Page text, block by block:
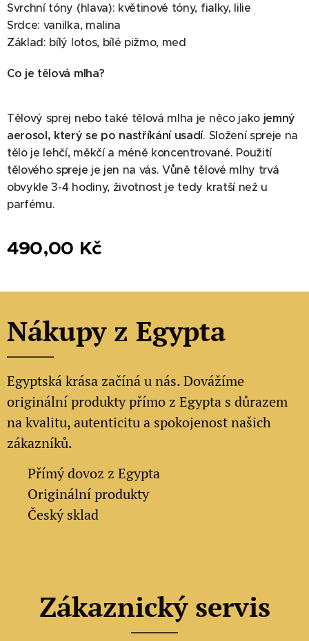
Svrchní tóny (hlava): květinové tóny, fialky, lilie
Srdce: vanilka, malina
Základ: bílý lotos, bílé pižmo, med
Co je tělová mlha?
Tělový sprej nebo také tělová mlha je něco jako jemný
aerosol, který se po nastříkání usadí. Složení spreje na
tělo je lehčí, měkčí a méně koncentrované. Použití
tělového spreje je jen na vás. Vůně tělové mlhy trvá
obvykle 3-4 hodiny, životnost je tedy kratší než u
parfému.
490,00 Kč
Nákupy z Egypta
Egyptská krása začíná u nás. Dovážíme
originální produkty přímo z Egypta s důrazem
na kvalitu, autenticitu a spokojenost našich
zákazníků.
Přímý dovoz z Egypta
Originální produkty
✔ Český sklad
Zákaznický servis